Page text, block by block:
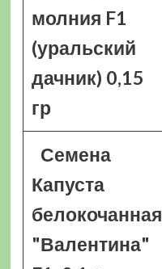
молния F1
(уральский
дачник) 0,15
гр
Семена
Капуста
белокочанная
"Валентина"